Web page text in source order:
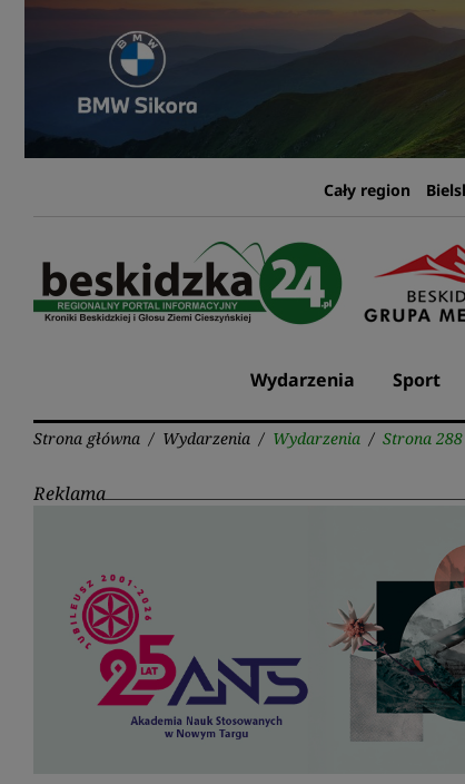
Przejdź
Cały region
Wydarzenia Sport
Strona główna / Wydarzenia / Wydarzenia / Strona 288
Reklama